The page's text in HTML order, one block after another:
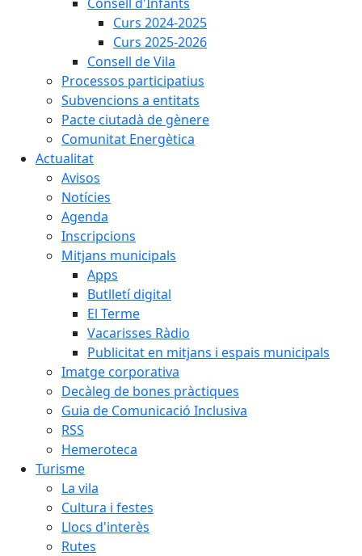
Curs 2024-2025
Curs 2025-2026
Consell de Vila
Processos participatius
Subvencions a entitats
Pacte ciutadà de gènere
Comunitat Energètica
Actualitat
Avisos
Notícies
Agenda
Inscripcions
Mitjans municipals
Apps
Butlletí digital
El Terme
Vacarisses Ràdio
Publicitat en mitjans i espais municipals
Imatge corporativa
Decàleg de bones pràctiques
Guia de Comunicació Inclusiva
RSS
Hemeroteca
Turisme
La vila
Cultura i festes
Llocs d'interès
Rutes